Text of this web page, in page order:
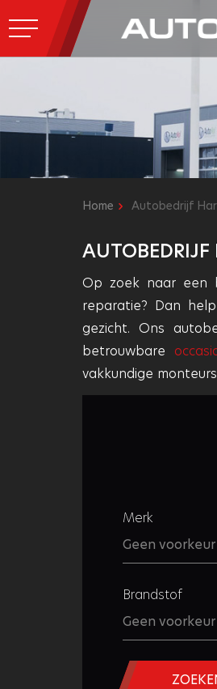
Home Autobedrijf
Op zoek naar een
reparatie? Dan
gezicht. Ons
betrouwbare
vakkundige
Merk
Brandstof